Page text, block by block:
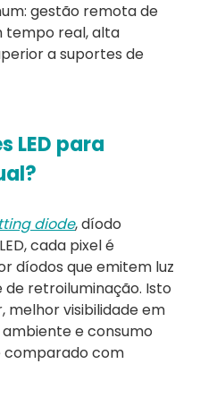
gestão remota de
tempo real, alta
a suportes de
LED para
diode, díodo
cada pixel é
díodos que emitem luz
retroiluminação. Isto
melhor visibilidade em
e consumo
comparado com